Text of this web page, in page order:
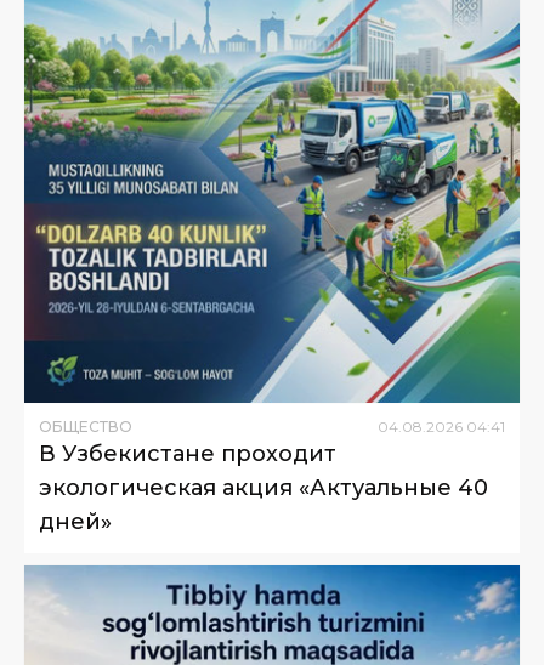
ОБЩЕСТВО 04.08.2026 04:41
В Узбекистане проходит
экологическая акция «Актуальные 40
дней»